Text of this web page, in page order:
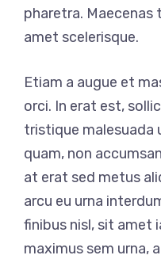
pharetra. Maecenas
amet scelerisque.
Etiam a augue et
orci. In erat est,
tristique malesuada
quam, non
at erat sed metus
arcu eu urna
finibus nisl, sit amet
maximus sem urna,